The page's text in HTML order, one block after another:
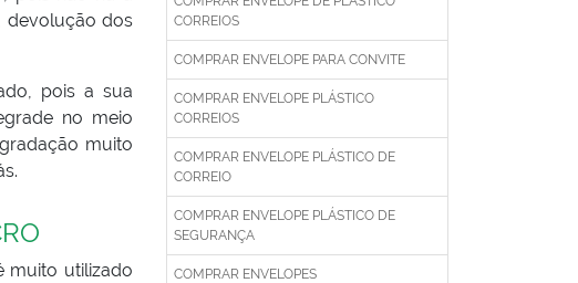
devolução dos
pois a sua
no meio
muito
muito utilizado
CORREIOS
COMPRAR ENVELOPE PARA CONVITE
COMPRAR ENVELOPE PLÁSTICO
CORREIOS
COMPRAR ENVELOPE PLÁSTICO DE
CORREIO
COMPRAR ENVELOPE PLÁSTICO DE
SEGURANÇA
COMPRAR ENVELOPES